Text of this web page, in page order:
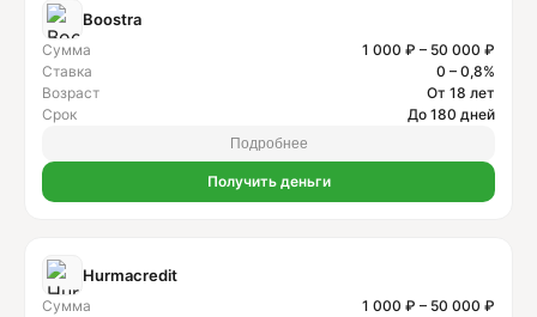
Boostra
Сумма
1 000 ₽ – 50 000 ₽
Ставка
0 – 0,8%
Возраст
От 18 лет
Срок
До 180 дней
Подробнее
Получить деньги
Hurmacredit
Сумма
1 000 ₽ – 50 000 ₽